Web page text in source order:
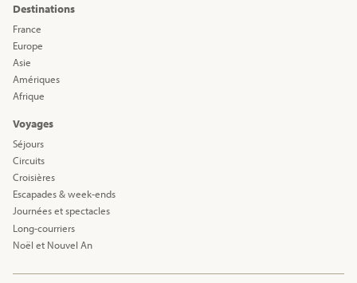
Destinations
France
Europe
Asie
Amériques
Afrique
Voyages
Séjours
Circuits
Croisières
Escapades & week-ends
Journées et spectacles
Long-courriers
Noël et Nouvel An